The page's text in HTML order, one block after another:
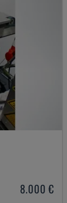
8.000 €